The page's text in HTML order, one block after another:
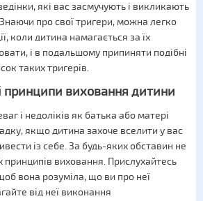
які вас засмучують і викликають
про свої тригери, можна легко
коли дитина намагається за їх
і в подальшому припиняти подібні
таких тригерів.
принципи виховання дитини
і недоліків як батька або матері
якщо дитина захоче вселити у вас
із себе. За будь-яких обставин не
принципів виховання. Прислухайтесь
вона розуміла, що ви про неї
від неї виконання